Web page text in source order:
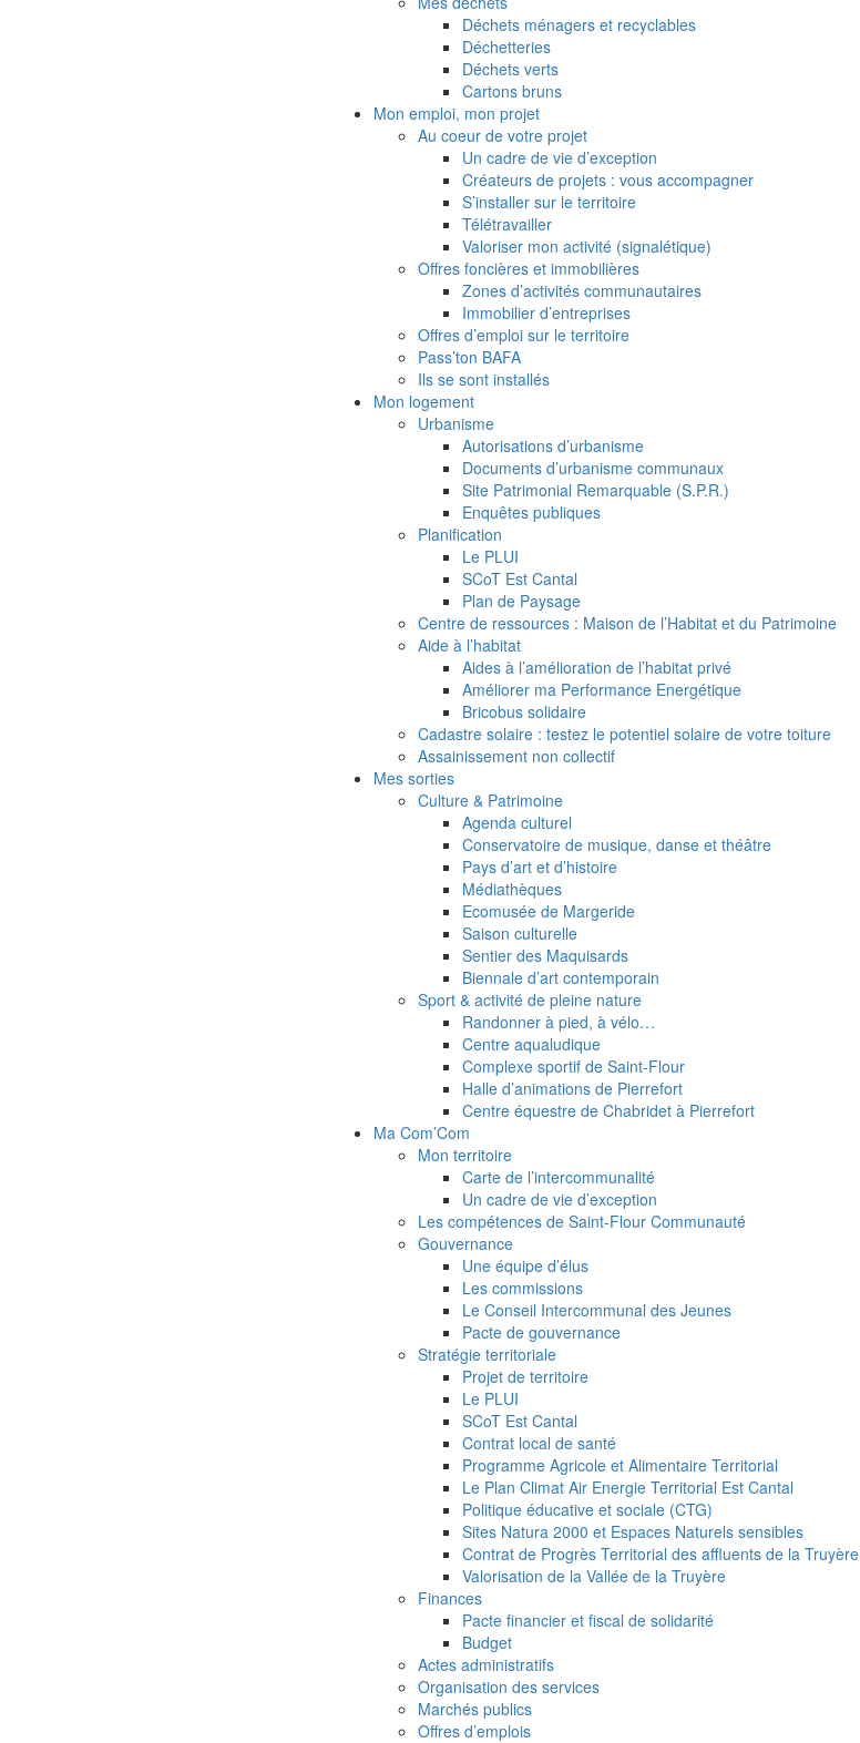
Déchets ménagers et recyclables
Déchetteries
Déchets verts
Cartons bruns
Mon emploi, mon projet
Au coeur de votre projet
Un cadre de vie d’exception
Créateurs de projets : vous accompagner
S’installer sur le territoire
Télétravailler
Valoriser mon activité (signalétique)
Offres foncières et immobilières
Zones d’activités communautaires
Immobilier d’entreprises
Offres d’emploi sur le territoire
Pass’ton BAFA
Ils se sont installés
Mon logement
Urbanisme
Autorisations d’urbanisme
Documents d’urbanisme communaux
Site Patrimonial Remarquable (S.P.R.)
Enquêtes publiques
Planification
Le PLUI
SCoT Est Cantal
Plan de Paysage
Centre de ressources : Maison de l’Habitat et du Patrimoine
Aide à l’habitat
Aides à l’amélioration de l’habitat privé
Améliorer ma Performance Energétique
Bricobus solidaire
Cadastre solaire : testez le potentiel solaire de votre toiture
Assainissement non collectif
Mes sorties
Culture & Patrimoine
Agenda culturel
Conservatoire de musique, danse et théâtre
Pays d’art et d’histoire
Médiathèques
Ecomusée de Margeride
Saison culturelle
Sentier des Maquisards
Biennale d’art contemporain
Sport & activité de pleine nature
Randonner à pied, à vélo…
Centre aqualudique
Complexe sportif de Saint-Flour
Halle d’animations de Pierrefort
Centre équestre de Chabridet à Pierrefort
Ma Com’Com
Mon territoire
Carte de l’intercommunalité
Un cadre de vie d’exception
Les compétences de Saint-Flour Communauté
Gouvernance
Une équipe d’élus
Les commissions
Le Conseil Intercommunal des Jeunes
Pacte de gouvernance
Stratégie territoriale
Projet de territoire
Le PLUI
SCoT Est Cantal
Contrat local de santé
Programme Agricole et Alimentaire Territorial
Le Plan Climat Air Energie Territorial Est Cantal
Politique éducative et sociale (CTG)
Sites Natura 2000 et Espaces Naturels sensibles
Contrat de Progrès Territorial des affluents de la Truyère
Valorisation de la Vallée de la Truyère
Finances
Pacte financier et fiscal de solidarité
Budget
Actes administratifs
Organisation des services
Marchés publics
Offres d’emplois